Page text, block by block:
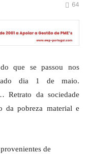
64
que se passou nos
dia 1 de maio.
Retrato da sociedade
da pobreza material e
de